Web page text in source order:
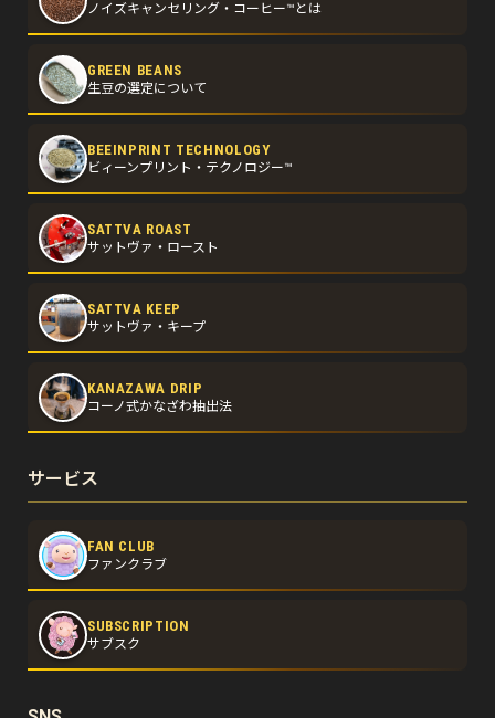
ノイズキャンセリング・コーヒー™とは
GREEN BEANS
生豆の選定について
BEEINPRINT TECHNOLOGY
ビィーンプリント・テクノロジー™
SATTVA ROAST
サットヴァ・ロースト
SATTVA KEEP
サットヴァ・キープ
KANAZAWA DRIP
コーノ式かなざわ抽出法
サービス
FAN CLUB
ファンクラブ
SUBSCRIPTION
サブスク